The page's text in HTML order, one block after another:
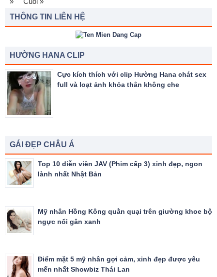
THÔNG TIN LIÊN HỆ
HƯỜNG HANA CLIP
Cực kích thích với clip Hường Hana chát sex
full và loạt ảnh khỏa thân không che
GÁI ĐẸP CHÂU Á
Top 10 diễn viên JAV (Phim cấp 3) xinh đẹp, ngon
lành nhất Nhật Bản
Mỹ nhân Hồng Kông quằn quại trên giường khoe bộ
ngực nổi gân xanh
Điểm mặt 5 mỹ nhân gợi cảm, xinh đẹp được yêu
mến nhất Showbiz Thái Lan